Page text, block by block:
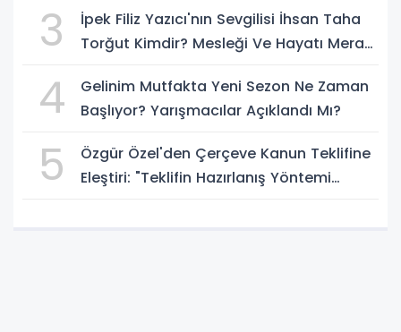
3
İpek Filiz Yazıcı'nın Sevgilisi İhsan Taha
Torğut Kimdir? Mesleği Ve Hayatı Merak
4
Gelinim Mutfakta Yeni Sezon Ne Zaman
Başlıyor? Yarışmacılar Açıklandı Mı?
5
Özgür Özel'den Çerçeve Kanun Teklifine
Eleştiri: "Teklifin Hazırlanış Yöntemi